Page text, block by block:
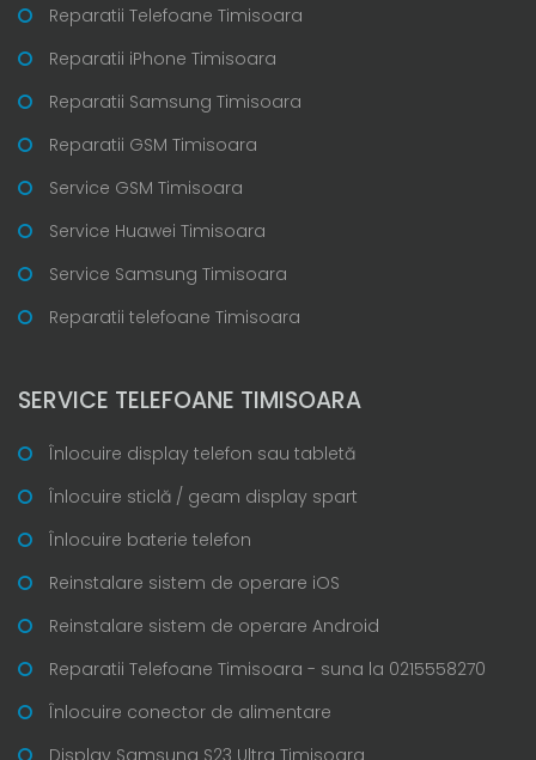
Reparatii Telefoane Timisoara
Reparatii iPhone Timisoara
Reparatii Samsung Timisoara
Reparatii GSM Timisoara
Service GSM Timisoara
Service Huawei Timisoara
Service Samsung Timisoara
Reparatii telefoane Timisoara
SERVICE TELEFOANE TIMISOARA
Înlocuire display telefon sau tabletă
Înlocuire sticlă / geam display spart
Înlocuire baterie telefon
Reinstalare sistem de operare iOS
Reinstalare sistem de operare Android
Reparatii Telefoane Timisoara - suna la 0215558270
Înlocuire conector de alimentare